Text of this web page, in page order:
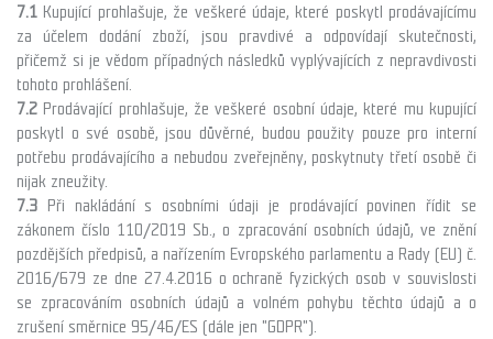
7.1 Kupující prohlašuje, že veškeré údaje, které poskytl prodávajícímu
za účelem dodání zboží, jsou pravdivé a odpovídají skutečnosti,
přičemž si je vědom případných následků vyplývajících z nepravdivosti
tohoto prohlášení.
7.2 Prodávající prohlašuje, že veškeré osobní údaje, které mu kupující
poskytl o své osobě, jsou důvěrné, budou použity pouze pro interní
potřebu prodávajícího a nebudou zveřejněny, poskytnuty třetí osobě či
nijak zneužity.
7.3 Při nakládání s osobními údaji je prodávající povinen řídit se
zákonem číslo 110/2019 Sb., o zpracování osobních údajů, ve znění
pozdějších předpisů, a nařízením Evropského parlamentu a Rady (EU) č.
2016/679 ze dne 27.4.2016 o ochraně fyzických osob v souvislosti
se zpracováním osobních údajů a volném pohybu těchto údajů a o
zrušení směrnice 95/46/ES (dále jen "GDPR").